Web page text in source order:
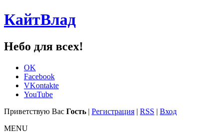
КайтВлад
Небо для всех!
OK
Facebook
VKontakte
YouTube
Приветствую Вас Гость | Регистрация | RSS | Вход
MENU